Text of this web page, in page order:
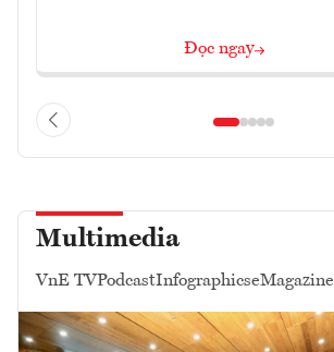
Đọc ngay
Multimedia
VnE TVPodcastInfographicseMagazine